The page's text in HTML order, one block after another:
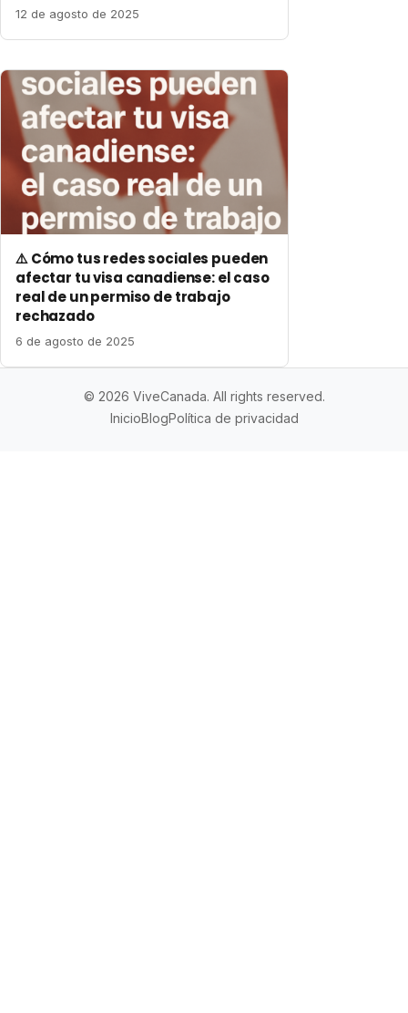
12 de agosto de 2025
⚠️ Cómo tus redes sociales pueden
afectar tu visa canadiense: el caso
real de un permiso de trabajo
rechazado
6 de agosto de 2025
© 2026 ViveCanada. All rights reserved.
InicioBlogPolítica de privacidad